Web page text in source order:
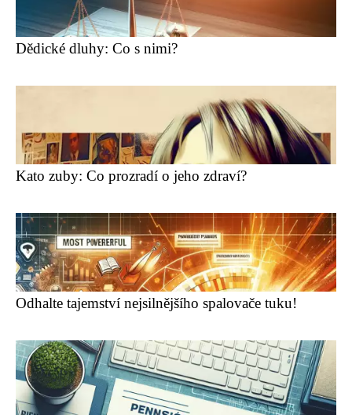
Dědické dluhy: Co s nimi?
Kato zuby: Co prozradí o jeho zdraví?
Odhalte tajemství nejsilnějšího spalovače tuku!